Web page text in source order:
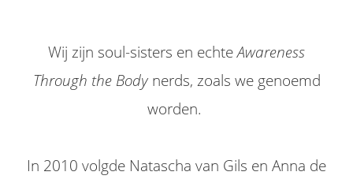
Wij zijn soul-sisters en echteAwareness
Through the Bodynerds, zoals we genoemd
worden.
In 2010 volgde Natascha van Gils en Anna de